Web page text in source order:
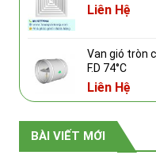
Liên Hệ
Van gió tròn
F.D 74°C
Liên Hệ
BÀI VIẾT MỚI